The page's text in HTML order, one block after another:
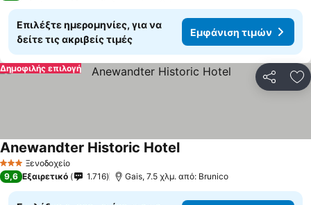
Επιλέξτε ημερομηνίες, για να
δείτε τις ακριβείς τιμές
Εμφάνιση τιμών
Δημοφιλής επιλογή
3 ΑστέριαΞενοδοχείο
Anewandter Historic HotelΕμφάνιση τιμών
9,6 Εξαιρετικό 1.716 Gais, 7.5 χλμ. από: Brunico